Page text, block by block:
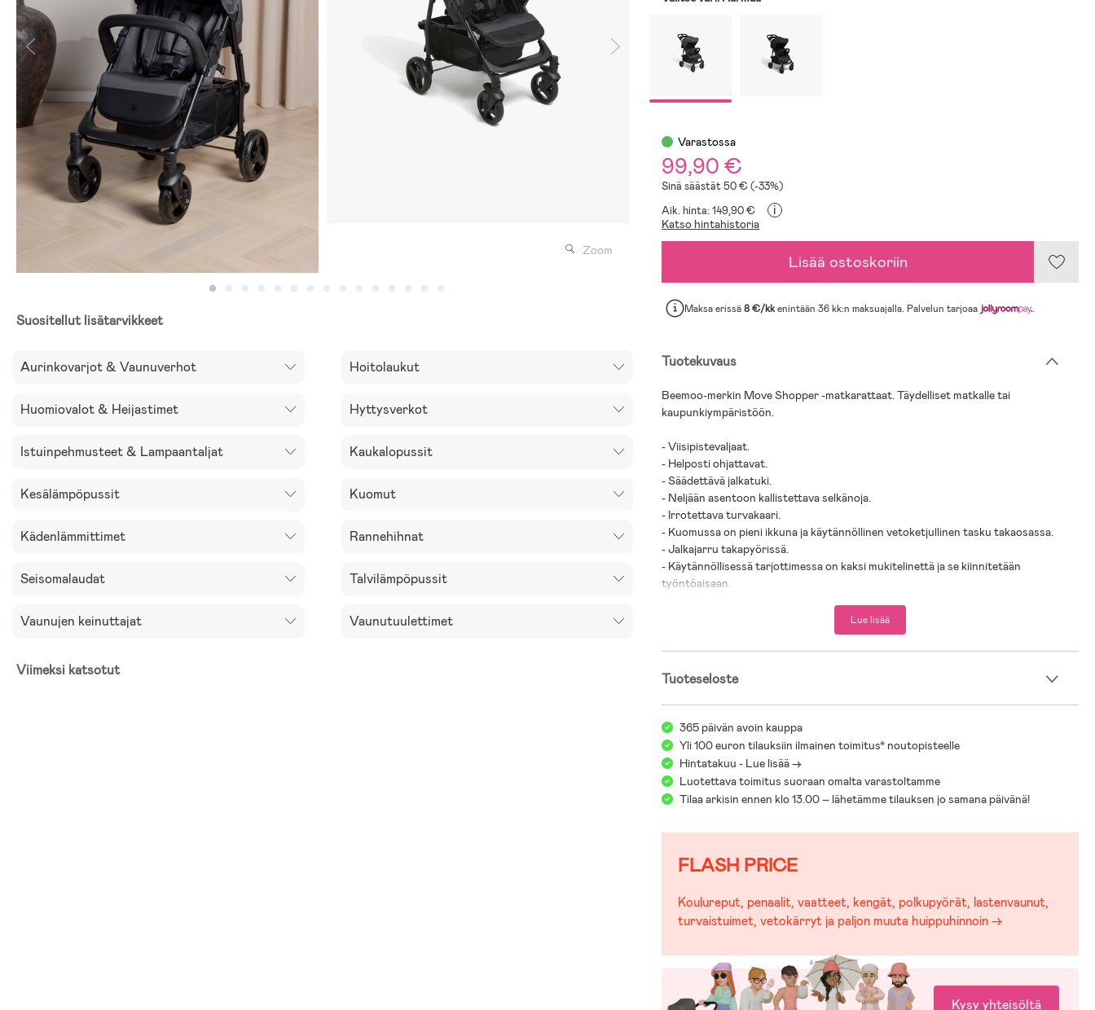
Zoom
Suositellut lisätarvikkeet
Aurinkovarjot & Vaunuverhot
Huomiovalot & Heijastimet
Istuinpehmusteet & Lampaantaljat
Kesälämpöpussit
Kädenlämmittimet
Seisomalaudat
Vaunujen keinuttajat
Hoitolaukut
Hyttysverkot
Kaukalopussit
Kuomut
Rannehihnat
Talvilämpöpussit
Vaunutuulettimet
Viimeksi katsotut
Varastossa
99,90 €
Sinä säästät 50 € (-33%)
Aik. hinta: 149,90 €
i
Katso hintahistoria
Lisää ostoskoriin
Maksa erissä8 €/kkenintään 36 kk:n maksuajalla. Palvelun tarjoaa .
Tuotekuvaus
Beemoo-merkin Move Shopper -matkarattaat. Täydelliset matkalle tai
kaupunkiympäristöön.
- Viisipistevaljaat.
- Helposti ohjattavat.
- Säädettävä jalkatuki.
- Neljään asentoon kallistettava selkänoja.
- Irrotettava turvakaari.
- Kuomussa on pieni ikkuna ja käytännöllinen vetoketjullinen tasku takaosassa.
- Jalkajarru takapyörissä.
- Käytännöllisessä tarjottimessa on kaksi mukitelinettä ja se kiinnitetään
työntöaisaan.
- Taittuu kokoon vain yhdellä kädellä.
- Enimmäiskuormitus: 15 kg.
- VAROITUS! Tämä tuote ei sovellu työnnettäväksi juosten tai rullaluistellen.
- Ikäsuositus: 6 kk–3 vuotta.
Me täällä Jollyroomilla tiedämme, että juuri sinulle ja lapsellesi sopivien
lastenvaunujen ja -rattaiden valitseminen saattaa olla työlästä erilaisten mallien,
merkkien ja toimintojen viidakossa. Helpottaaksemme tärkeää valintaasi olemme
koonneet lastenvaunuoppaan avuksesi:
Jollyroomin Lastenvaunuopas
Lue lisää
Tuoteseloste
365 päivän avoin kauppa
Yli 100 euron tilauksiin ilmainen toimitus* noutopisteelle
Hintatakuu - Lue lisää ->
Luotettava toimitus suoraan omalta varastoltamme
Tilaa arkisin ennen klo 13.00 – lähetämme tilauksen jo samana päivänä!
FLASH PRICE
Koulureput, penaalit, vaatteet, kengät, polkupyörät, lastenvaunut,
turvaistuimet, vetokärryt ja paljon muuta huippuhinnoin →
Kysy yhteisöltä